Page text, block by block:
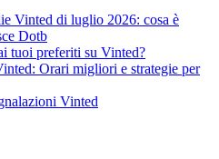
Vinted di luglio 2026: cosa è
Dotb
tuoi preferiti su Vinted?
Orari migliori e strategie per
Vinted